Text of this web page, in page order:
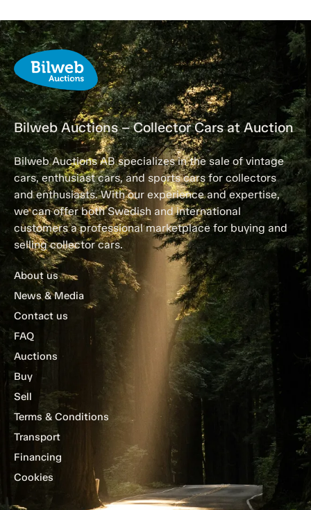
Bilweb Auctions – Collector Cars at Auction
Bilweb Auctions AB specializes in the sale of vintage
cars, enthusiast cars, and sports cars for collectors
and enthusiasts. With our experience and expertise,
we can offer both Swedish and international
customers a professional marketplace for buying and
selling collector cars.
About us
News & Media
Contact us
FAQ
Auctions
Buy
Sell
Terms & Conditions
Transport
Financing
Cookies